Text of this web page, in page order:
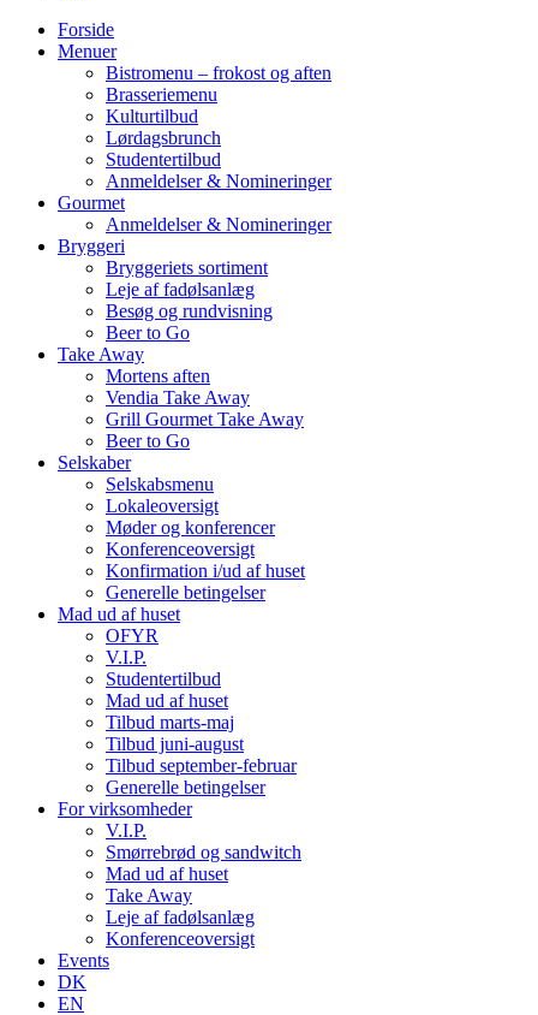
Forside
Menuer
Bistromenu – frokost og aften
Brasseriemenu
Kulturtilbud
Lørdagsbrunch
Studentertilbud
Anmeldelser & Nomineringer
Gourmet
Anmeldelser & Nomineringer
Bryggeri
Bryggeriets sortiment
Leje af fadølsanlæg
Besøg og rundvisning
Beer to Go
Take Away
Mortens aften
Vendia Take Away
Grill Gourmet Take Away
Beer to Go
Selskaber
Selskabsmenu
Lokaleoversigt
Møder og konferencer
Konferenceoversigt
Konfirmation i/ud af huset
Generelle betingelser
Mad ud af huset
OFYR
V.I.P.
Studentertilbud
Mad ud af huset
Tilbud marts-maj
Tilbud juni-august
Tilbud september-februar
Generelle betingelser
For virksomheder
V.I.P.
Smørrebrød og sandwitch
Mad ud af huset
Take Away
Leje af fadølsanlæg
Konferenceoversigt
Events
DK
EN